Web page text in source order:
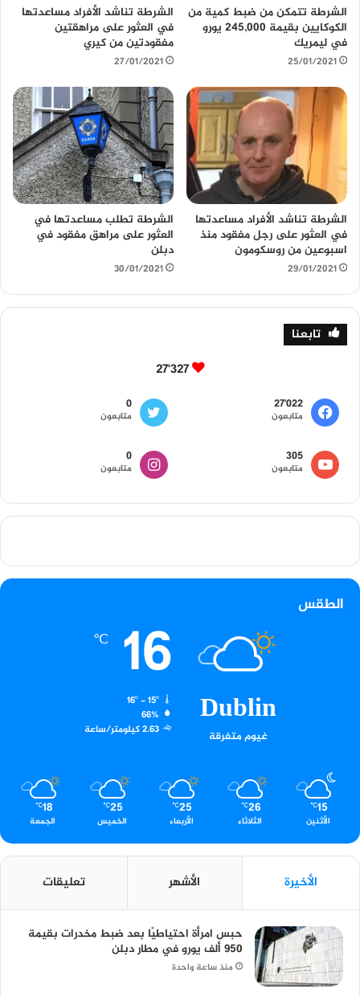
الشرطة تتمكن من ضبط كمية من
الكوكايين بقيمة 245,000 يورو
في ليمريك
25/01/2021
الشرطة تناشد الأفراد مساعدتها
في العثور على مراهقتين
مفقودتين من كيري
27/01/2021
الشرطة تناشد الأفراد مساعدتها
في العثور على رجل مفقود منذ
اسبوعين من روسكومون
29/01/2021
الشرطة تطلب مساعدتها في
العثور على مراهق مفقود في
دبلن
30/01/2021
تابعنا
27٬327
27٬022
متابعون
0
متابعون
305
متابعون
0
متابعون
الطقس
Dublin
غيوم متفرقة
16
℃
16º - 15º
66%
2.63 كيلومتر/ساعة
15
℃
الأثنين
26
℃
الثلاثاء
25
℃
الأربعاء
25
℃
الخميس
18
℃
الجمعة
الأخيرة الأشهر تعليقات
حبس امرأة احتياطيًا بعد ضبط مخدرات بقيمة
950 ألف يورو في مطار دبلن
منذ ساعة واحدة